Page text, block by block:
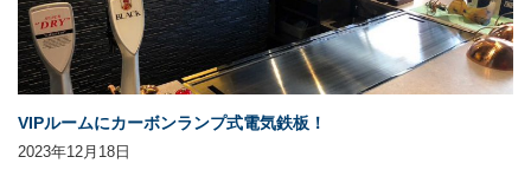
VIPルームにカーボンランプ式電気鉄板！
2023年12月18日